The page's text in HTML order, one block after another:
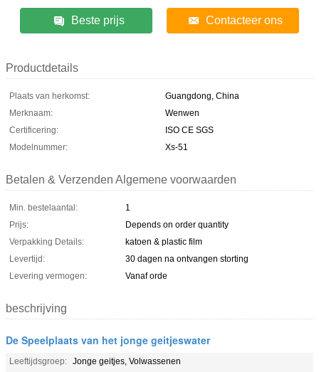
Beste prijs Contacteer ons
Productdetails
Plaats van herkomst:
Guangdong, China
Merknaam:
Wenwen
Certificering:
ISO CE SGS
Modelnummer:
Xs-51
Betalen & Verzenden Algemene voorwaarden
Min. bestelaantal:
1
Prijs:
Depends on order quantity
Verpakking Details:
katoen & plastic film
Levertijd:
30 dagen na ontvangen storting
Levering vermogen:
Vanaf orde
beschrijving
De Speelplaats van het jonge geitjeswater
Leeftijdsgroep: Jonge geitjes, Volwassenen